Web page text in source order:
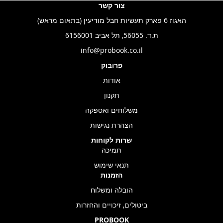
צור קשר
האגוז 6 פארק תעשיות חבל מודיעין (בתאום מראש)
ת.ד. 56055, תל אביב 6156001
info@probook.co.il
פרובוק
אודות
תקנון
משלוחים ואספקה
הצהרת נגישות
שרות לקוחות
תמיכה
תנאי שימוש
הזמנות
הובלה ומשלוח
ביטולים, זיכויים והחזרות
PROBOOK